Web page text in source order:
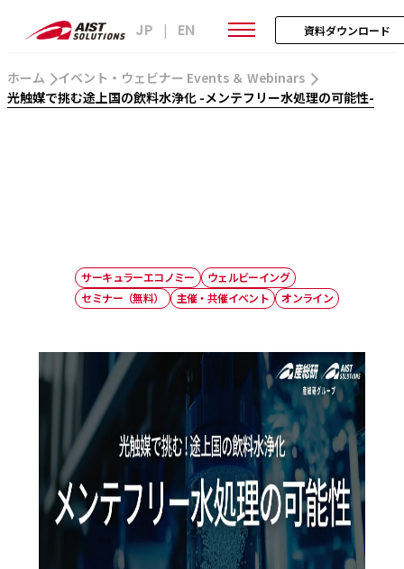
JP | EN 資料ダウンロード
ホーム
イベント・ウェビナー Events ＆ Webinars
光触媒で挑む途上国の飲料水浄化 -メンテフリー水処理の可能性-
サーキュラーエコノミー
ウェルビーイング
セミナー（無料）
主催・共催イベント オンライン